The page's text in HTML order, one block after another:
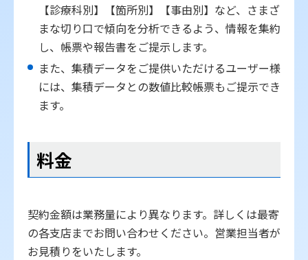
【診療科別】【箇所別】【事由別】など、さまざ
まな切り口で傾向を分析できるよう、情報を集約
し、帳票や報告書をご提示します。
また、集積データをご提供いただけるユーザー様
には、集積データとの数値比較帳票もご提示でき
ます。
料金
契約金額は業務量により異なります。詳しくは最寄
の各支店までお問い合わせください。営業担当者が
お見積りをいたします。